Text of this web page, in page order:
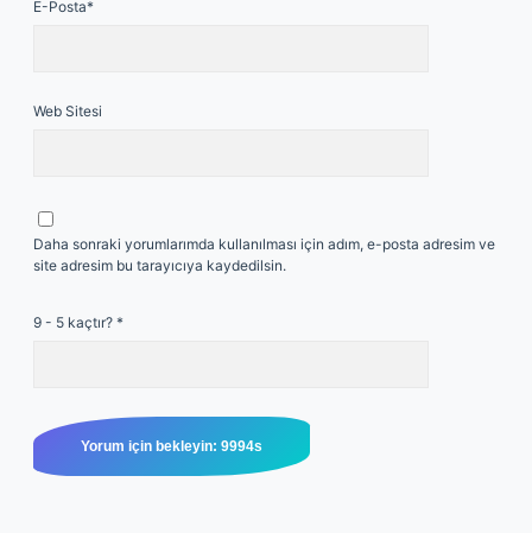
E-Posta*
Web Sitesi
Daha sonraki yorumlarımda kullanılması için adım, e-posta adresim ve
site adresim bu tarayıcıya kaydedilsin.
9 - 5 kaçtır? *